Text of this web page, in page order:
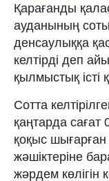
Қарағанды
ауданының
денсаулыққа
келтірді деп
қылмыстық істі
Сотта
қаңтарда
қоқыс шығарған
жәшіктеріне
жәрдем көлігін